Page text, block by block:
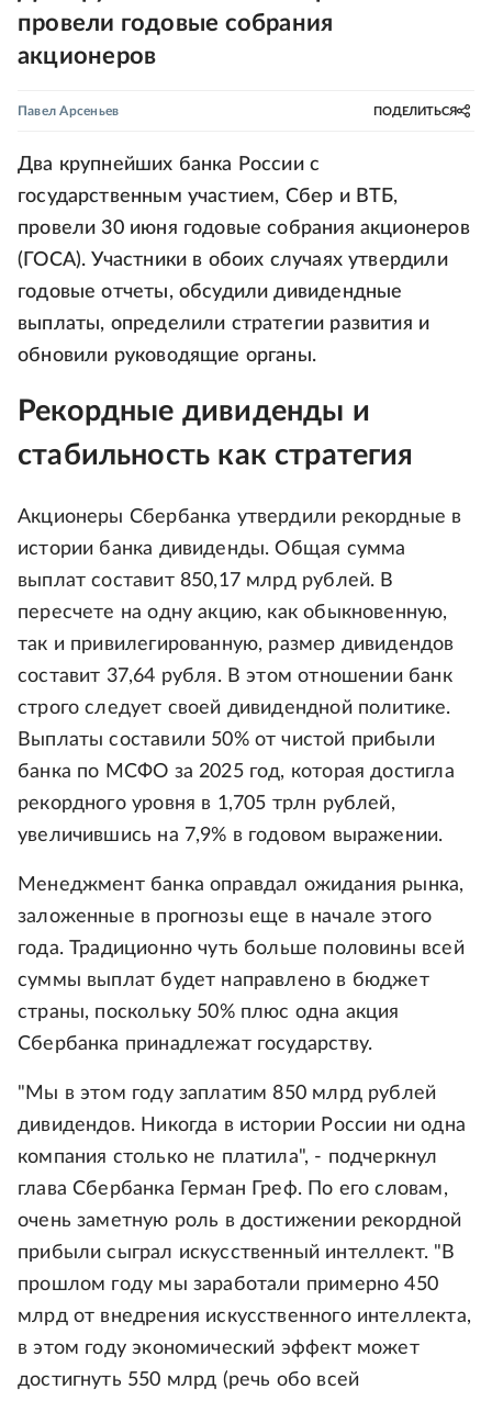
провели годовые собрания
акционеров
Павел Арсеньев ПОДЕЛИТЬСЯ
Два крупнейших банка России с
государственным участием, Сбер и ВТБ,
провели 30 июня годовые собрания акционеров
(ГОСА). Участники в обоих случаях утвердили
годовые отчеты, обсудили дивидендные
выплаты, определили стратегии развития и
обновили руководящие органы.
Рекордные дивиденды и
стабильность как стратегия
Акционеры Сбербанка утвердили рекордные в
истории банка дивиденды. Общая сумма
выплат составит 850,17 млрд рублей. В
пересчете на одну акцию, как обыкновенную,
так и привилегированную, размер дивидендов
составит 37,64 рубля. В этом отношении банк
строго следует своей дивидендной политике.
Выплаты составили 50% от чистой прибыли
банка по МСФО за 2025 год, которая достигла
рекордного уровня в 1,705 трлн рублей,
увеличившись на 7,9% в годовом выражении.
Менеджмент банка оправдал ожидания рынка,
заложенные в прогнозы еще в начале этого
года. Традиционно чуть больше половины всей
суммы выплат будет направлено в бюджет
страны, поскольку 50% плюс одна акция
Сбербанка принадлежат государству.
"Мы в этом году заплатим 850 млрд рублей
дивидендов. Никогда в истории России ни одна
компания столько не платила", - подчеркнул
глава Сбербанка Герман Греф. По его словам,
очень заметную роль в достижении рекордной
прибыли сыграл искусственный интеллект. "В
прошлом году мы заработали примерно 450
млрд от внедрения искусственного интеллекта,
в этом году экономический эффект может
достигнуть 550 млрд (речь обо всей